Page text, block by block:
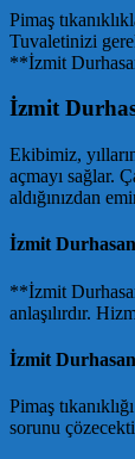
Pimaş
Tuvaletinizi
**İzmit
İzmit
Ekibimiz,
açmayı sağlar.
aldığınızdan
İzmit
**İzmit
anlaşılırdır.
İzmit
Pimaş
sorunu